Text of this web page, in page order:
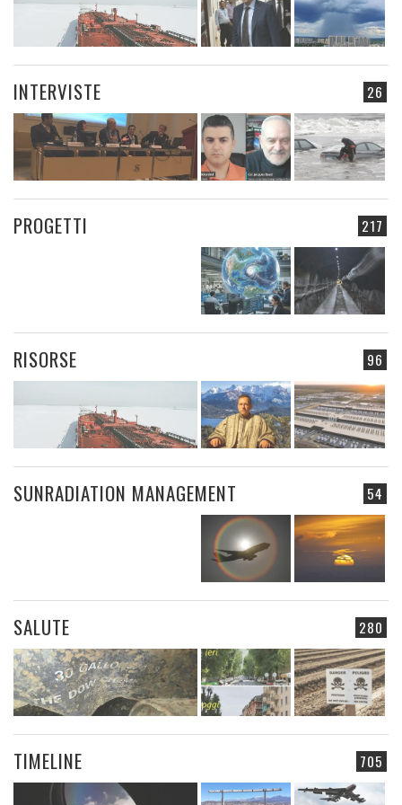
26
INTERVISTE
217
PROGETTI
96
RISORSE
54
SUNRADIATION MANAGEMENT
280
SALUTE
705
TIMELINE